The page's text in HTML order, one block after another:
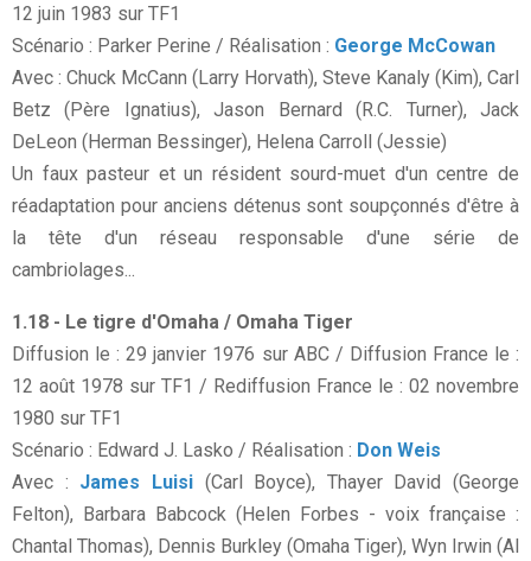
12 juin 1983 sur TF1
Scénario : Parker Perine / Réalisation : George McCowan
Avec : Chuck McCann (Larry Horvath), Steve Kanaly (Kim), Carl
Betz (Père Ignatius), Jason Bernard (R.C. Turner), Jack
DeLeon (Herman Bessinger), Helena Carroll (Jessie)
Un faux pasteur et un résident sourd-muet d'un centre de
réadaptation pour anciens détenus sont soupçonnés d'être à
la tête d'un réseau responsable d'une série de
cambriolages...
1.18 - Le tigre d'Omaha / Omaha Tiger
Diffusion le : 29 janvier 1976 sur ABC / Diffusion France le :
12 août 1978 sur TF1 / Rediffusion France le : 02 novembre
1980 sur TF1
Scénario : Edward J. Lasko / Réalisation : Don Weis
Avec : James Luisi(Carl Boyce), Thayer David (George
Felton), Barbara Babcock (Helen Forbes - voix française :
Chantal Thomas), Dennis Burkley (Omaha Tiger), Wyn Irwin (Al